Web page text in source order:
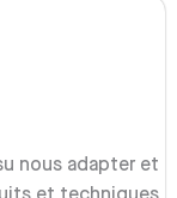
nous adapter et